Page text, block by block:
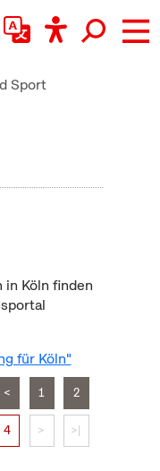
Sport
Köln finden
für Köln"
< 1 2
4 > >|